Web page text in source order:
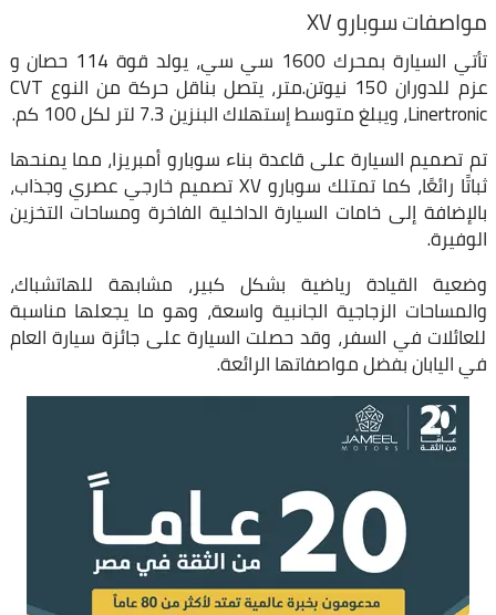
مواصفات سوبارو XV
تأتي السيارة بمحرك 1600 سي سي، يولد قوة 114 حصان و
عزم للدوران 150 نيوتن.متر، يتصل بناقل حركة من النوع CVT
Linertronic، ويبلغ متوسط إستهلاك البنزين 7.3 لتر لكل 100 كم.
تم تصميم السيارة على قاعدة بناء سوبارو أمبريزا، مما يمنحها
ثباتًا رائعًا، كما تمتلك سوبارو XV تصميم خارجي عصري وجذاب،
بالإضافة إلى خامات السيارة الداخلية الفاخرة ومساحات التخزين
الوفيرة.
وضعية القيادة رياضية بشكل كبير، مشابهة للهاتشباك،
والمساحات الزجاجية الجانبية واسعة، وهو ما يجعلها مناسبة
للعائلات في السفر، وقد حصلت السيارة على جائزة سيارة العام
في اليابان بفضل مواصفاتها الرائعة.